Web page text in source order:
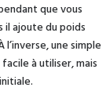
que vous
il ajoute du poids
une simple
à utiliser, mais